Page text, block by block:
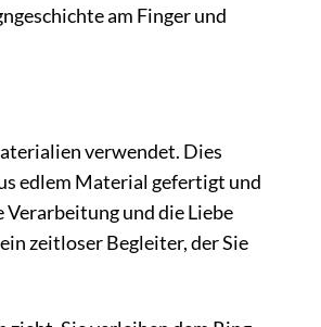
am Finger und
verwendet. Dies
edlem Material gefertigt und
und die Liebe
zeitloser Begleiter, der Sie